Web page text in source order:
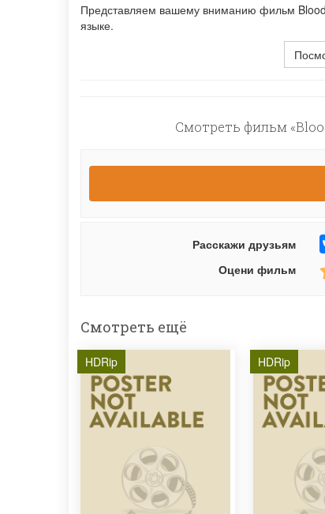
Представляем вашему вниманию фильм Blood
языке.
Смотреть фильм
Расскажи друзьям
Оцени фильм
Смотреть ещё
HDRip HDRip